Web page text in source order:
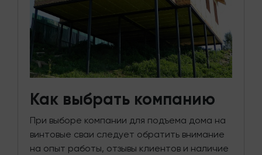
Как выбрать компанию
При выборе компании для подъема дома на
винтовые сваи следует обратить внимание
на опыт работы, отзывы клиентов и наличие